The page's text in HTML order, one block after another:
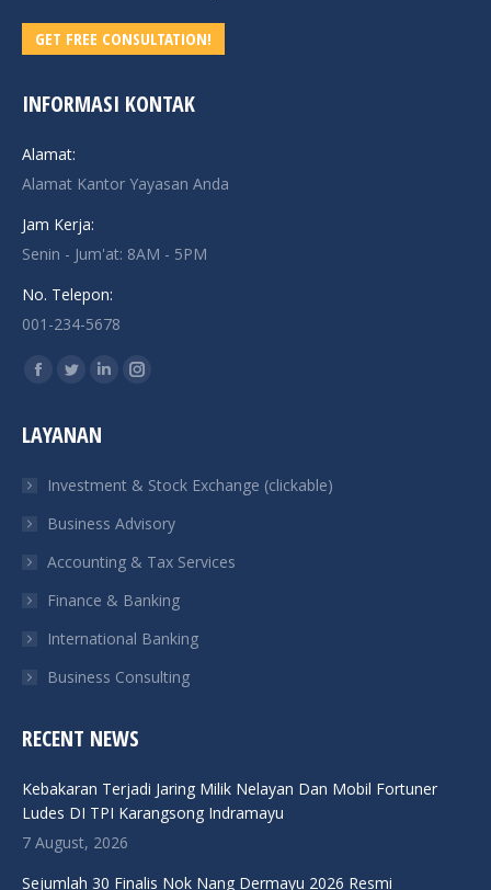
GET FREE CONSULTATION!
INFORMASI KONTAK
Alamat:
Alamat Kantor Yayasan Anda
Jam Kerja:
Senin - Jum'at: 8AM - 5PM
No. Telepon:
001-234-5678
Find us on:
Facebook
opens
new
window
Twitter
opens
new
window
Linkedin
new
window
Instagram
new
window
LAYANAN
Investment & Stock Exchange (clickable)
Business Advisory
Accounting & Tax Services
Finance & Banking
International Banking
Business Consulting
RECENT NEWS
Kebakaran Terjadi Jaring Milik Nelayan Dan Mobil Fortuner
Ludes DI TPI Karangsong Indramayu
7 August, 2026
Sejumlah 30 Finalis Nok Nang Dermayu 2026 Resmi